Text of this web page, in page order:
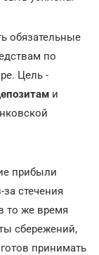
обязательные
по
Цель -
и
прибыли
стечения
то же время
сбережений,
принимать